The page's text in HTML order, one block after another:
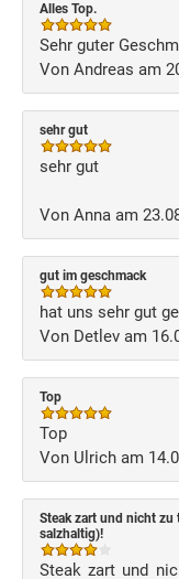
Alles Top.
Sehr guter
Von Andreas am
sehr gut
sehr gut
Von Anna am
gut im geschmack
hat uns sehr gut
Von Detlev am
Top
Top
Von Ulrich am
Steak zart und nicht zu
salzhaltig)!
Steak zart und